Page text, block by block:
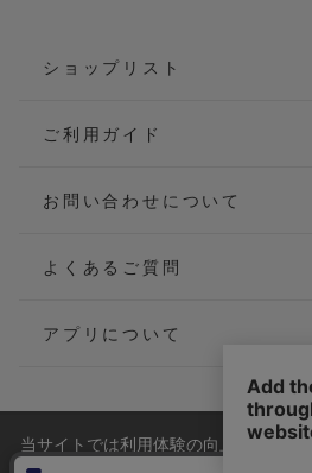
ショップリスト
ご利用ガイド
お問い合わせについて
よくあるご質問
アプリについて
会社概要
当サイトでは利用体験の向上およびコ